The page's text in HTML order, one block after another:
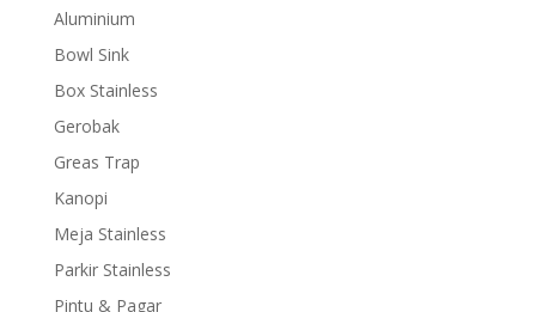
Aluminium
Bowl Sink
Box Stainless
Gerobak
Greas Trap
Kanopi
Meja Stainless
Parkir Stainless
Pintu & Pagar